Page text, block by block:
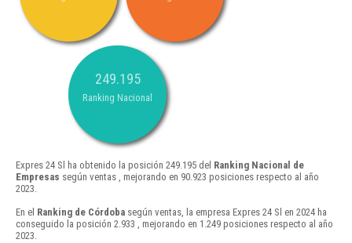
249.195
Ranking Nacional
Expres 24 Sl ha obtenido la posición 249.195 del Ranking Nacional de
Empresas según ventas , mejorando en 90.923 posiciones respecto al año
2023.
En el Ranking de Córdoba según ventas, la empresa Expres 24 Sl en 2024 ha
conseguido la posición 2.933 , mejorando en 1.249 posiciones respecto al año
2023.